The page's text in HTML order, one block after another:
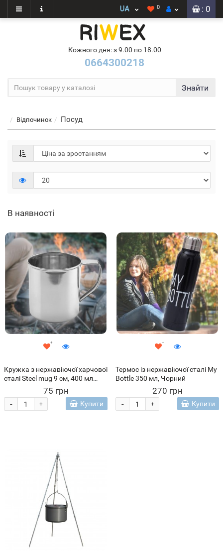
: 0
0
Кожного дня: з 9.00 по 18.00
0664300218
Знайти
Відпочинок Посуд
В наявності
Кружка з нержавіючої харчової
сталі Steel mug 9 см, 400 мл
75 грн
+
- Купити
Термос із нержавіючої сталі My
Bottle 350 мл, Чорний
270 грн
+
- Купити